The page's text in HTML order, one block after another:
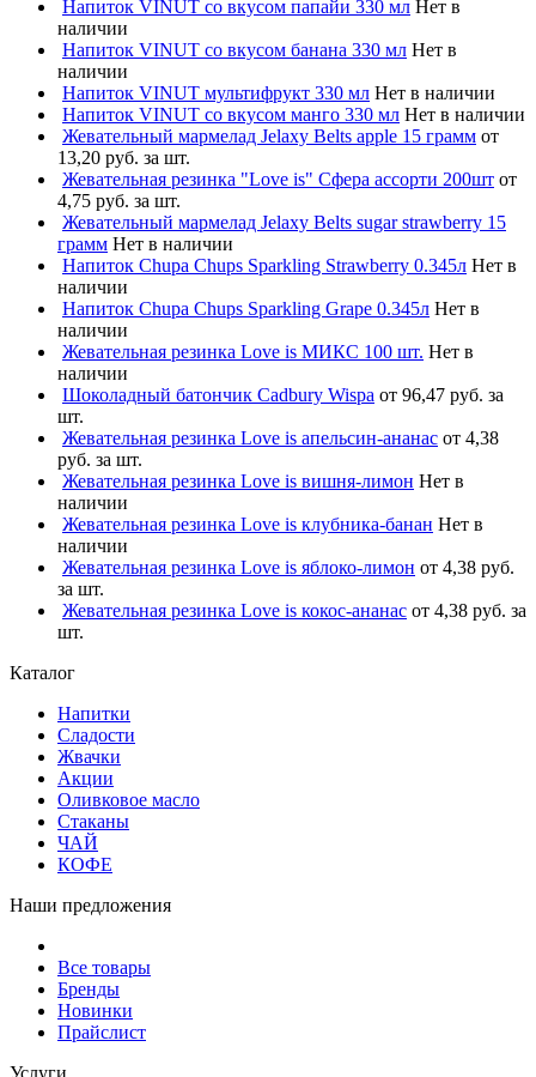
Напиток VINUT со вкусом папайи 330 мл Нет в
наличии
Напиток VINUT со вкусом банана 330 мл Нет в
наличии
Напиток VINUT мультифрукт 330 мл Нет в наличии
Напиток VINUT со вкусом манго 330 мл Нет в наличии
Жевательный мармелад Jelaxy Belts apple 15 грамм от
13,20 руб. за шт.
Жевательная резинка "Love is" Сфера ассорти 200шт от
4,75 руб. за шт.
Жевательный мармелад Jelaxy Belts sugar strawberry 15
грамм Нет в наличии
Напиток Chupa Chups Sparkling Strawberry 0.345л Нет в
наличии
Напиток Chupa Chups Sparkling Grape 0.345л Нет в
наличии
Жевательная резинка Love is МИКС 100 шт. Нет в
наличии
Шоколадный батончик Cadbury Wispa от 96,47 руб. за
шт.
Жевательная резинка Love is апельсин-ананас от 4,38
руб. за шт.
Жевательная резинка Love is вишня-лимон Нет в
наличии
Жевательная резинка Love is клубника-банан Нет в
наличии
Жевательная резинка Love is яблоко-лимон от 4,38 руб.
за шт.
Жевательная резинка Love is кокос-ананас от 4,38 руб. за
шт.
Каталог
Напитки
Сладости
Жвачки
Акции
Оливковое масло
Стаканы
ЧАЙ
КОФЕ
Наши предложения
Все товары
Бренды
Новинки
Прайслист
Услуги